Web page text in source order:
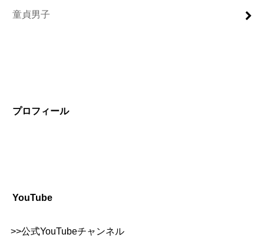
童貞男子
プロフィール
YouTube
>>公式YouTubeチャンネル